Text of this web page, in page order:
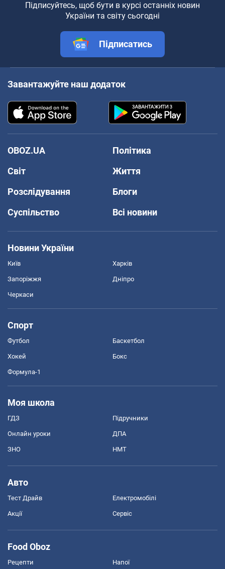
Підписуйтесь, щоб бути в курсі останніх новин
України та світу сьогодні
Підписатись
Завантажуйте наш додаток
OBOZ.UA
Політика
Світ
Життя
Розслідування
Блоги
Суспільство
Всі новини
Новини України
Київ Харків
Запоріжжя Дніпро
Черкаси
Спорт
Футбол Баскетбол
Хокей Бокс
Формула-1
Моя школа
ГДЗ Підручники
Онлайн уроки ДПА
ЗНО НМТ
Авто
Тест Драйв Електромобілі
Акції Сервіс
Food Oboz
Рецепти Напої